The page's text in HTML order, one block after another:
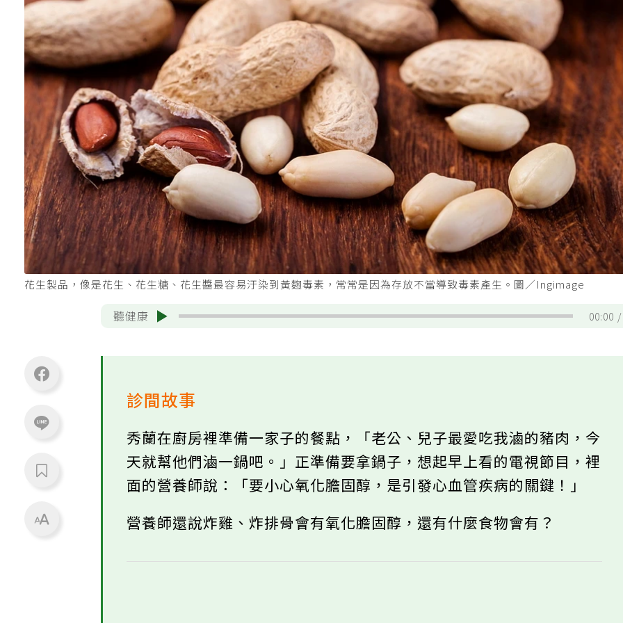
花生製品，像是花生、花生糖、花生醬最容易汙染到黃麴毒素，常常是因為存放不當導致毒素產生。圖／Ingimage
聽健康 00:00
診間故事
秀蘭在廚房裡準備一家子的餐點，「老公、兒子最愛吃我滷的豬肉，今
天就幫他們滷一鍋吧。」正準備要拿鍋子，想起早上看的電視節目，裡
面的營養師說：「要小心氧化膽固醇，是引發心血管疾病的關鍵！」
營養師還說炸雞、炸排骨會有氧化膽固醇，還有什麼食物會有？